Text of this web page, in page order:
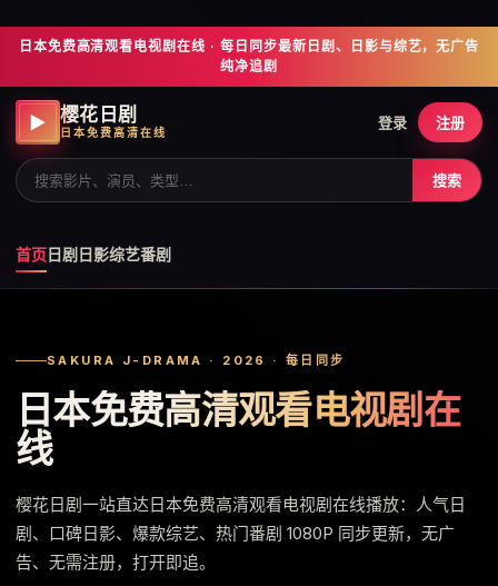
日本免费高清观看电视剧在线 · 每日同步最新日剧、日影与综艺，无广告
纯净追剧
▶ 樱花日剧
日本免费高清在线
首页日剧 日影综艺番剧
搜索
登录 注册
SAKURA J-DRAMA · 2026 · 每日同步
日本免费高清观看电视剧在
线
樱花日剧一站直达日本免费高清观看电视剧在线播放：人气日
剧、口碑日影、爆款综艺、热门番剧 1080P 同步更新，无广
告、无需注册，打开即追。